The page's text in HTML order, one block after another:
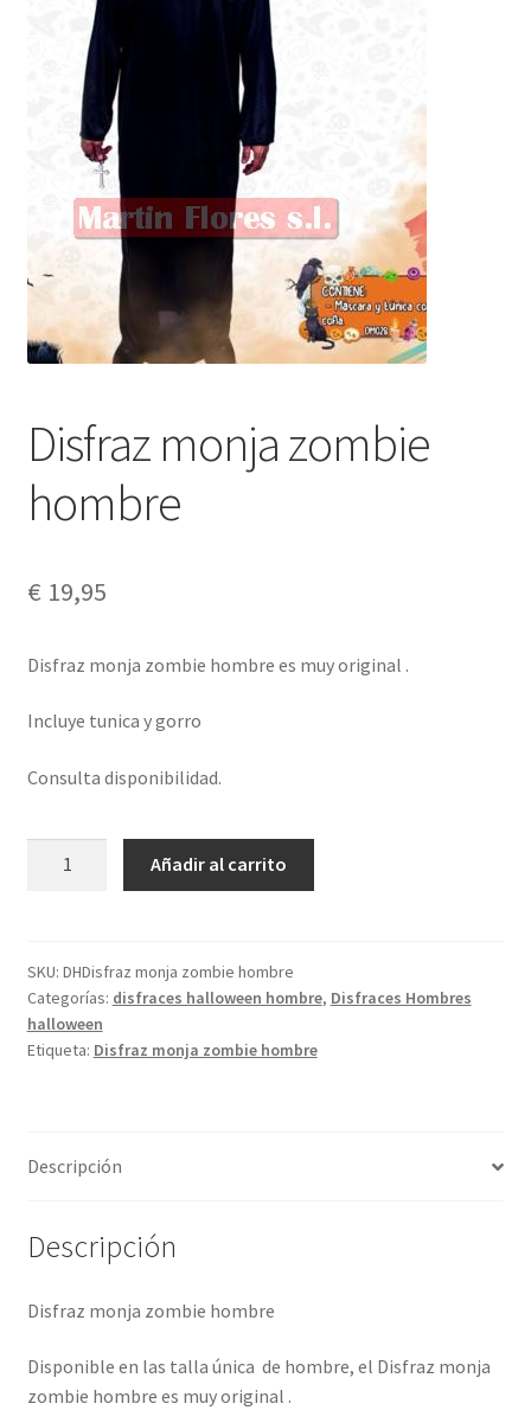
Disfraz monja zombie
hombre
€ 19,95
Disfraz monja zombie hombre es muy original .
Incluye tunica y gorro
Consulta disponibilidad.
cantidad
Añadir al carrito
SKU: DHDisfraz monja zombie hombre
Categorías: disfraces halloween hombre, Disfraces Hombres
halloween
Etiqueta: Disfraz monja zombie hombre
Descripción
Descripción
Disfraz monja zombie hombre
Disponible en las talla única de hombre, el Disfraz monja
zombie hombre es muy original .